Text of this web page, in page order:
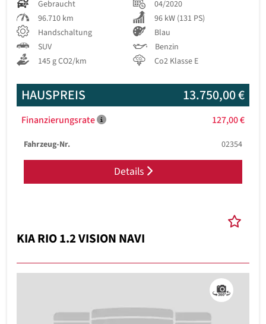
Gebraucht
04/2020
96.710 km
96 kW (131 PS)
Handschaltung
Blau
SUV
Benzin
145 g CO2/km
Co2 Klasse E
HAUSPREIS 13.750,00 €
Finanzierungsrate 127,00 €
Fahrzeug-Nr. 02354
Details
KIA RIO 1.2 VISION NAVI